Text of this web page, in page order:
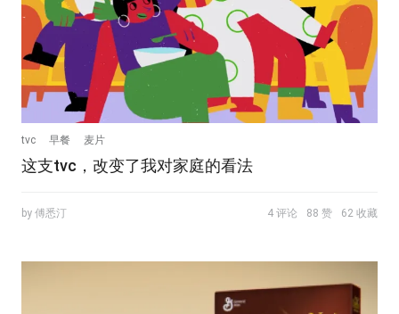
tvc 早餐 麦片
这支tvc，改变了我对家庭的看法
by 傅悉汀 4 评论 88 赞 62 收藏